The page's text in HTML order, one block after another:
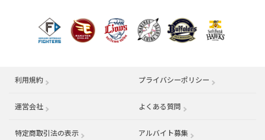
利用規約 プライバシーポリシー
運営会社 （別ウィンドウで開く） よくある質問
特定商取引法の表示 アルバイト募集 （別ウィンドウで開く